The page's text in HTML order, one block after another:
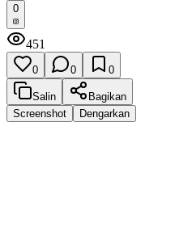
0
451
0 0 0
Salin
Bagikan
Screenshot
Dengarkan